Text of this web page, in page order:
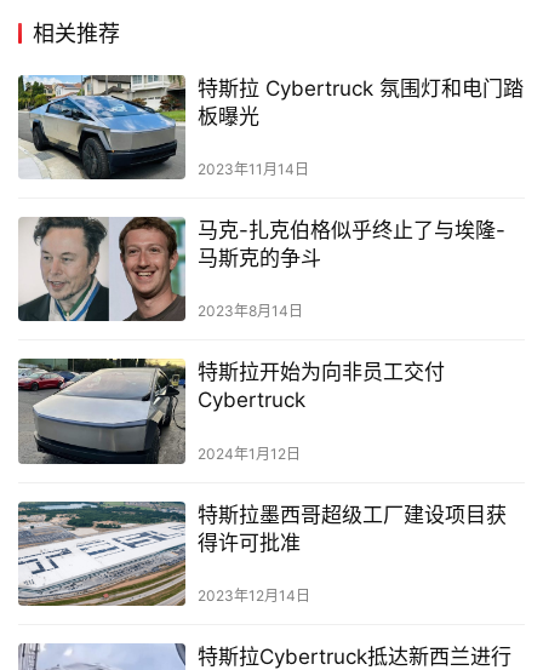
相关推荐
特斯拉 Cybertruck 氛围灯和电门踏
板曝光
2023年11月14日
马克-扎克伯格似乎终止了与埃隆-
马斯克的争斗
2023年8月14日
特斯拉开始为向非员工交付
Cybertruck
2024年1月12日
特斯拉墨西哥超级工厂建设项目获
得许可批准
2023年12月14日
特斯拉Cybertruck抵达新西兰进行